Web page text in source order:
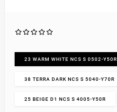
23 WARM WHITE NCS S 0502-Y50R
38 TERRA DARK NCS S 5040-Y70R
25 BEIGE D1 NCS S 4005-Y50R